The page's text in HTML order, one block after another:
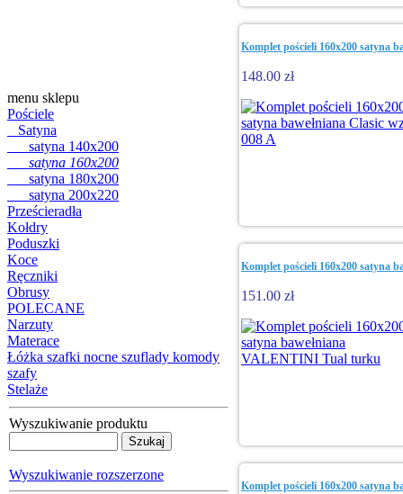
menu sklepu
Pościele
Satyna
satyna 140x200
satyna 160x200
satyna 180x200
satyna 200x220
Prześcieradła
Kołdry
Poduszki
Koce
Ręczniki
Obrusy
POLECANE
Narzuty
Materace
Łóżka szafki nocne szuflady komody
szafy
Stelaże
Wyszukiwanie produktu
Wyszukiwanie rozszerzone
Ręcznik FASHION
70x140
200x220 mikrofibra
miś 3035
Komplet pościeli 160x200 satyna
148.00 zł
Komplet pościeli 160x200 satyna
151.00 zł
Komplet pościeli 160x200 satyna